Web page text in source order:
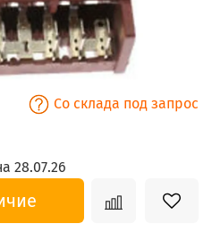
Со склада под запрос
28.07.26